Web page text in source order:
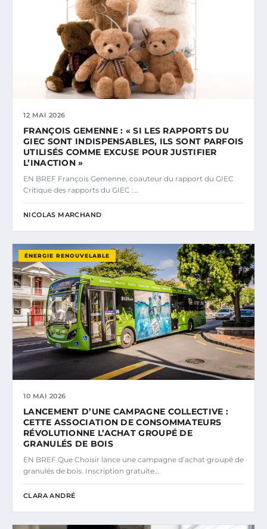
12 MAI 2026
FRANÇOIS GEMENNE : « SI LES RAPPORTS DU
GIEC SONT INDISPENSABLES, ILS SONT PARFOIS
UTILISÉS COMME EXCUSE POUR JUSTIFIER
L’INACTION »
EN BREF François Gemenne, coauteur du rapport du GIEC
Critique des rapports du GIEC :…
NICOLAS MARCHAND
ÉNERGIE RENOUVELABLE
10 MAI 2026
LANCEMENT D’UNE CAMPAGNE COLLECTIVE :
CETTE ASSOCIATION DE CONSOMMATEURS
RÉVOLUTIONNE L’ACHAT GROUPÉ DE
GRANULÉS DE BOIS
EN BREF Que Choisir lance une campagne d’achat groupé de
granulés de bois. Inscription gratuite…
CLARA ANDRÉ